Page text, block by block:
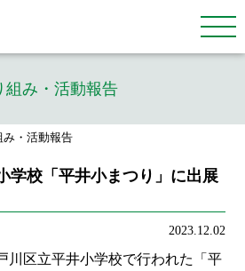
組み・活動報告
み・活動報告
学校「平井小まつり」に出展
2023.12.02
川区立平井小学校で行われた「平